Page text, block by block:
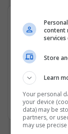
Gazetar/e
Diasporë
Media
Prishtina,
1 Korrik 2026
content
Store
Learn
Your personal
your device
data) may be
partners, or
may use